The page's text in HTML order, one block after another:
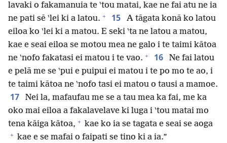
lavaki o fakamanuia te ‵tou matai, kae ne fai atu ne ia
ne pati sē ‵lei ki a latou. + 15
A tāgata konā ko latou
eiloa ko ‵lei ki a matou. E seki ‵ta ne latou a matou,
kae e seai eiloa se motou mea ne galo i te taimi kātoa
ne ‵nofo fakatasi ei matou i te vao. + 16
Ne fai latou
e pelā me se ‵pui e puipui ei matou i te po mo te ao, i
te taimi kātoa ne ‵nofo tasi ei matou o tausi a mamoe.
17
Nei la, mafaufau me se a tau mea ka fai, me ka
oko mai eiloa a fakalavelave ki luga i ‵tou matai mo
tena kāiga kātoa, + kae ko ia se tagata e seai se aoga
+ kae e se mafai o faipati se tino ki a ia.”